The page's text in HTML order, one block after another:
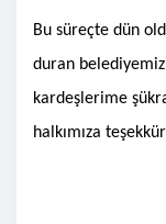
Bu süreçte dün
duran
kardeşlerime
halkımıza